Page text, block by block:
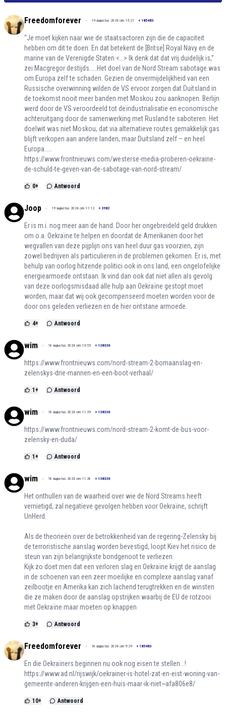
Freedomforever 19 augustus 2024 om 15:21 + 185483
“Je moet kijken naar wie de staatsactoren zijn die de capaciteit
hebben om dit te doen. En dat betekent de [Britse] Royal Navy en de
marine van de Verenigde Staten <…> Ik denk dat dat vrij duidelijk is,”
zei Macgregor destijds.....Het doel van de Nord Stream sabotage was
om Europa zelf te schaden. Gezien de onvermijdelijkheid van een
Russische overwinning wilden de VS ervoor zorgen dat Duitsland in
de toekomst nooit meer banden met Moskou zou aanknopen. Berlijn
werd door de VS veroordeeld tot deïndustrialisatie en economische
achteruitgang door de samenwerking met Rusland te saboteren. Het
doelwit was niet Moskou, dat via alternatieve routes gemakkelijk gas
blijft verkopen aan andere landen, maar Duitsland zelf – en heel
Europa.....
https://www.frontnieuws.com/westerse-media-proberen-oekraine-
de-schuld-te-geven-van-de-sabotage-van-nord-stream/
0+ Antwoord
Joop 19 augustus 2024 om 11:12 + 3982
Er is m.i. nog meer aan de hand. Door her ongebreideld geld drukken
om o.a. Oekraïne te helpen en doordat de Amerikanen door het
wegvallen van deze pijplijn ons van heel duur gas voorzien, zijn
zowel bedrijven als particulieren in de problemen gekomen. Er is, met
behulp van oorlog hitzende politici ook in ons land, een ongelofelijke
energiearmoede ontstaan. Ik vind dan ook dat niet allen als gevolg
van deze oorlogsmisdaad alle hulp aan Oekraïne gestopt moet
worden, maar dat wij ook gecompenseerd moeten worden voor de
door ons geleden verliezen en de hier ontstane armoede.
4+ Antwoord
wim 18 augustus 2024 om 13:55 + 138336
https://www.frontnieuws.com/nord-stream-2-bomaanslag-en-
zelenskys-drie-mannen-en-een-boot-verhaal/
1 + Antwoord
wim 18 augustus 2024 om 11:39 + 138336
https://www.frontnieuws.com/nord-stream-2-komt-de-bus-voor-
zelensky-en-duda/
1 + Antwoord
wim 18 augustus 2024 om 11:28 + 138336
Het onthullen van de waarheid over wie de Nord Streams heeft
vernietigd, zal negatieve gevolgen hebben voor Oekraïne, schrijft
UnHerd.
Als de theorieën over de betrokkenheid van de regering-Zelensky bij
de terroristische aanslag worden bevestigd, loopt Kiev het risico de
steun van zijn belangrijkste bondgenoot te verliezen.
Kijk zo doet men dat een verloren slag en Oekraïne krijgt de aanslag
in de schoenen van een zeer moeilijke en complexe aanslag vanaf
zeilbootje en Amerika kan zich lachend terugtrekken en de winsten
die ze maken door de aanslag opstrijken waarbij de EU de rotzooi
met Oekraïne maar moeten op knappen
3+ Antwoord
Freedomforever 18 augustus 2024 om 9:29 + 185483
En die Oekraïners beginnen nu ook nog eisen te stellen...!
https://www.ad.nl/rijswijk/oekrainer-is-hotel-zat-en-eist-woning-van-
gemeente-anderen-krijgen-een-huis-maar-ik-niet~afa806e8/
10+ Antwoord